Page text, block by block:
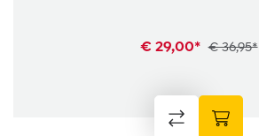
€ 29,00* € 36,95*